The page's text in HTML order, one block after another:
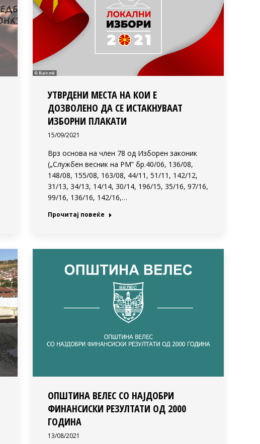
УТВРДЕНИ МЕСТА НА КОИ Е
ДОЗВОЛЕНО ДА СЕ ИСТАКНУВААТ
ИЗБОРНИ ПЛАКАТИ
15/09/2021
Врз основа на член 78 од Изборен законик
(„Службен весник на РМ” бр.40/06, 136/08,
148/08, 155/08, 163/08, 44/11, 51/11, 142/12,
31/13, 34/13, 14/14, 30/14, 196/15, 35/16, 97/16,
99/16, 136/16, 142/16,…
Прочитај повеќе
ОПШТИНА ВЕЛЕС СО НАЈДОБРИ
ФИНАНСИСКИ РЕЗУЛТАТИ ОД 2000
ГОДИНА
13/08/2021